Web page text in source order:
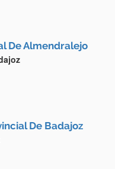
De Almendralejo
De Badajoz